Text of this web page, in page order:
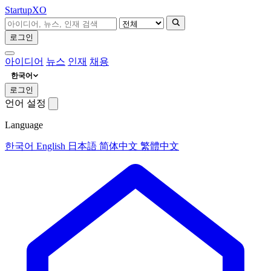
StartupXO
로그인
아이디어 뉴스 인재 채용
한국어
로그인
언어 설정
Language
한국어 English 日本語 简体中文 繁體中文